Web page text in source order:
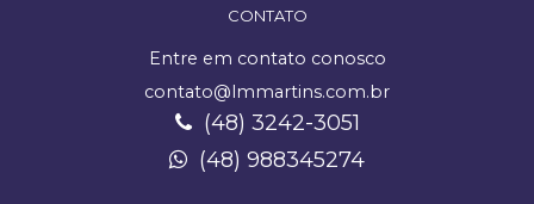
CONTATO
Entre em contato conosco
contato@lmmartins.com.br
(48) 3242-3051
(48) 988345274